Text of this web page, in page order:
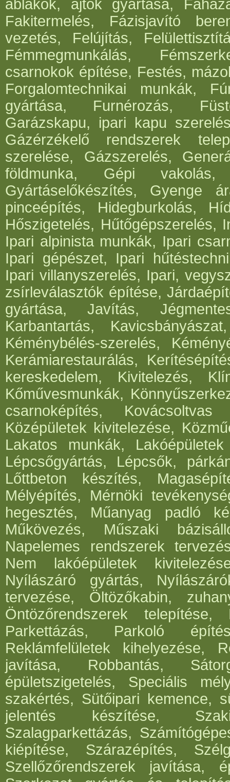
ablakok, ajtók gyártása,
Fakitermelés, Fázisjavító
vezetés, Felújítás,
Fémmegmunkálás,
csarnokok építése, Festés,
Forgalomtechnikai munkák,
gyártása, Furnérozás,
Garázskapu, ipari kapu
Gázérzékelő rendszerek
szerelése, Gázszerelés,
földmunka, Gépi vakolás,
Gyártáselőkészítés, Gyenge
pinceépítés, Hidegburkolás,
Hőszigetelés, Hűtőgépszerelés,
Ipari alpinista munkák, Ipari
Ipari gépészet, Ipari
Ipari villanyszerelés, Ipari,
zsírleválasztók építése,
gyártása, Javítás,
Karbantartás,
Kéménybélés-szerelés,
Kerámiarestaurálás,
kereskedelem, Kivitelezés,
Kőművesmunkák,
csarnoképítés,
Középületek kivitelezése,
Lakatos munkák,
Lépcsőgyártás, Lépcsők,
Lőttbeton készítés,
Mélyépítés, Mérnöki
hegesztés, Műanyag padló
Műkövezés, Műszaki
Napelemes rendszerek
Nem lakóépületek
Nyílászáró gyártás,
tervezése, Öltözőkabin,
Öntözőrendszerek
Parkettázás, Parkoló
Reklámfelületek kihelyezése,
javítása, Robbantás,
épületszigetelés, Speciális
szakértés, Sütőipari kemence,
jelentés készítése,
Szalagparkettázás,
kiépítése, Szárazépítés,
Szellőzőrendszerek javítása,